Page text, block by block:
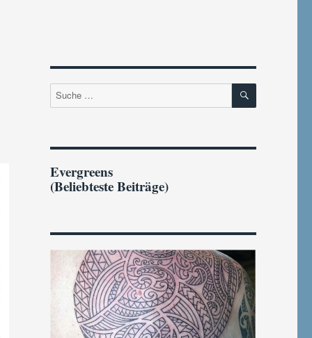
Suche
nach:
SUCHEN
Evergreens
(Beliebteste Beiträge)